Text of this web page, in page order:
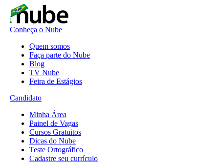
Conheça o Nube
Quem somos
Faça parte do Nube
Blog
TV Nube
Feira de Estágios
Candidato
Minha Área
Painel de Vagas
Cursos Gratuitos
Dicas do Nube
Teste Ortográfico
Cadastre seu currículo